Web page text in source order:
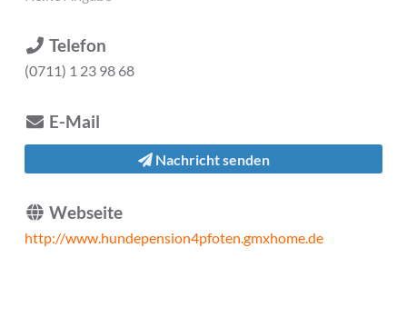
Telefon
(0711) 1 23 98 68
E-Mail
Nachricht senden
Webseite
http://www.hundepension4pfoten.gmxhome.de